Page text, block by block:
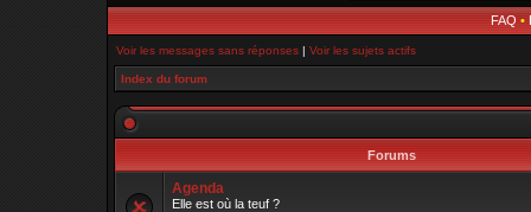
FAQ •
Voir les messages sans réponses | Voir les sujets actifs
Index du forum
Forums
Agenda
Elle est où la teuf ?